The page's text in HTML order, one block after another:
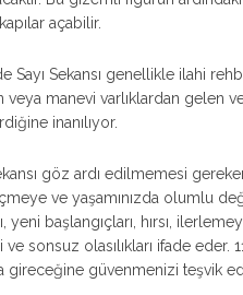
açabilir.
Sayı Sekansı genellikle ilahi
manevi varlıklardan gelen
inanılıyor.
göz ardı edilmemesi
ve yaşamınızda olumlu
yeni başlangıçları, hırsı,
ve sonsuz olasılıkları ifade
gireceğine güvenmenizi teşvik